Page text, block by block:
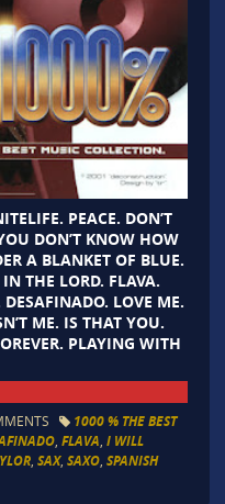
PEACE. DON’T
DON’T KNOW HOW
A BLANKET OF BLUE.
THE LORD. FLAVA.
LOVE ME.
ME. IS THAT YOU.
PLAYING WITH
1000 % THE BEST
, FLAVA I WILL
, SAX, SAXO, SPANISH